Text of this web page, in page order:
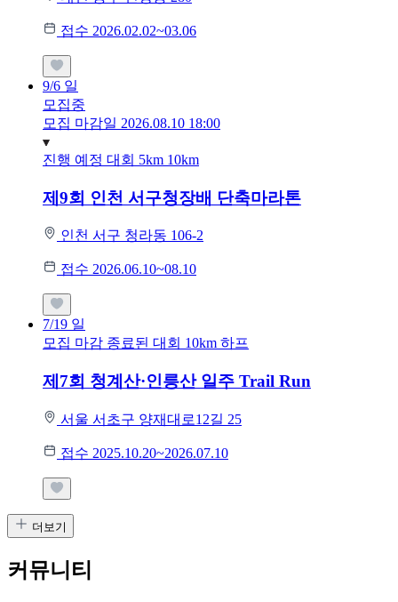
접수 2026.02.02~03.06
9/6 일
모집중
모집 마감일 2026.08.10 18:00
진행 예정 대회 5km 10km
제9회 인천 서구청장배 단축마라톤
인천 서구 청라동 106-2
접수 2026.06.10~08.10
7/19 일
모집 마감 종료된 대회 10km 하프
제7회 청계산·인릉산 일주 Trail Run
서울 서초구 양재대로12길 25
접수 2025.10.20~2026.07.10
더보기
커뮤니티